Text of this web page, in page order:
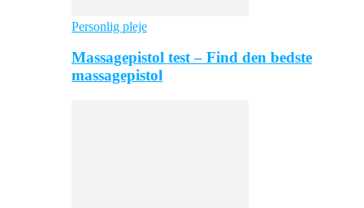
Personlig pleje
Massagepistol test – Find den bedste
massagepistol